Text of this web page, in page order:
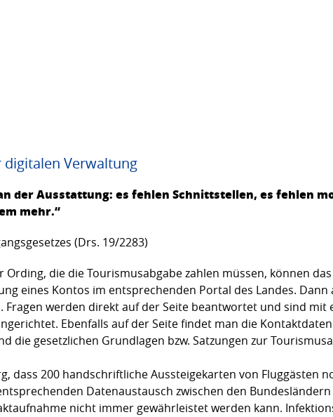
digitalen Verwaltung
der Ausstattung: es fehlen Schnittstellen, es fehlen
mehr.“
(Drs. 19/2283)
die die Tourismusabgabe zahlen müssen, können das
eines Kontos im entsprechenden Portal des Landes. Dann
werden direkt auf der Seite beantwortet und sind mit
Ebenfalls auf der Seite findet man die
gesetzlichen Grundlagen bzw. Satzungen zur
dass 200 handschriftliche Aussteigekarten von Fluggästen
Datenaustausch zwischen den
nicht immer gewährleistet werden kann.